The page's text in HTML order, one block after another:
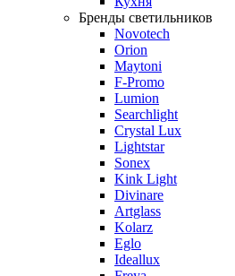
Бренды светильников
Novotech
Orion
Maytoni
F-Promo
Lumion
Searchlight
Crystal Lux
Lightstar
Sonex
Kink Light
Divinare
Artglass
Kolarz
Eglo
Ideallux